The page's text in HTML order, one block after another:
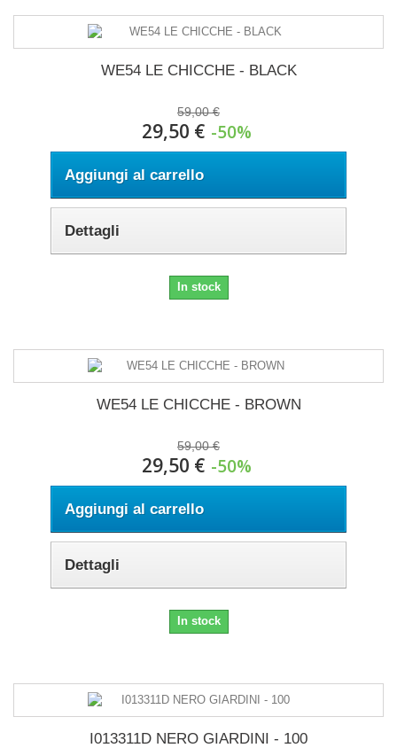
WE54 LE CHICCHE - BLACK
29,50 €
59,00 €
-50%
Aggiungi al carrello
Dettagli
In stock
WE54 LE CHICCHE - BROWN
29,50 €
59,00 €
-50%
Aggiungi al carrello
Dettagli
In stock
I013311D NERO GIARDINI - 100